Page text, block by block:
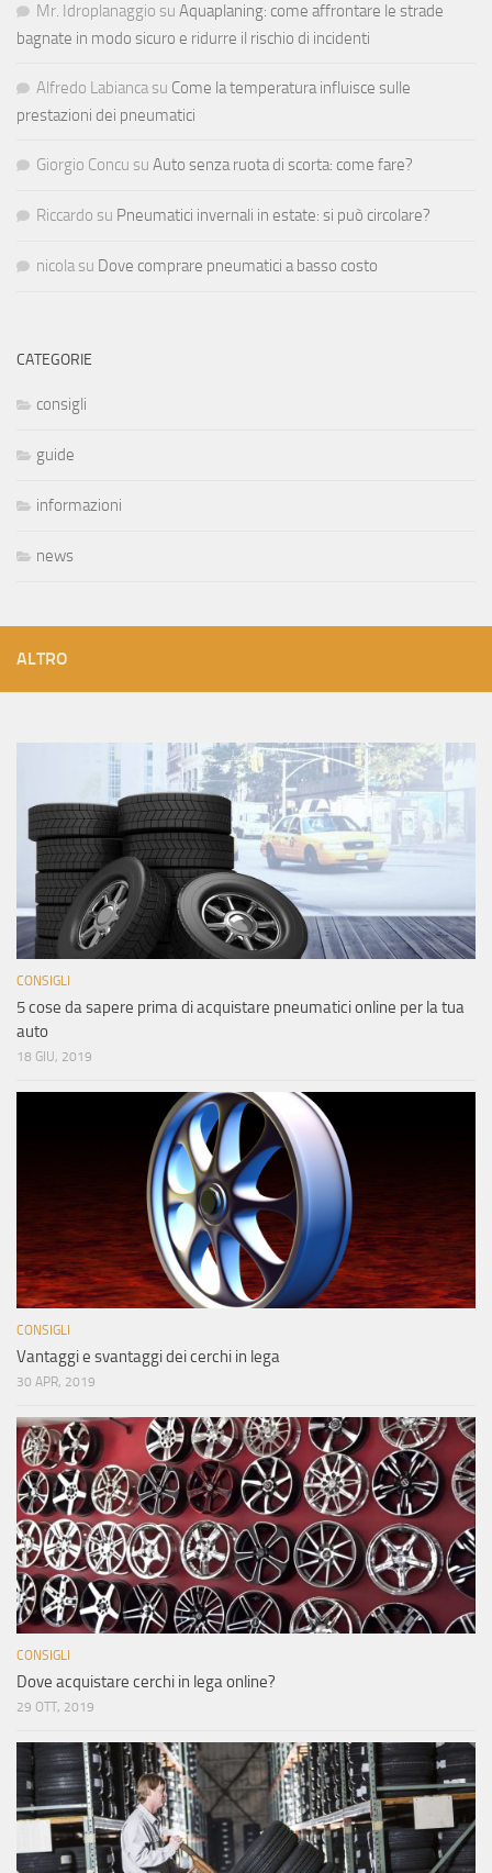
Mr. Idroplanaggio su Aquaplaning: come affrontare le strade
bagnate in modo sicuro e ridurre il rischio di incidenti
Alfredo Labianca su Come la temperatura influisce sulle
prestazioni dei pneumatici
Giorgio Concu su Auto senza ruota di scorta: come fare?
Riccardo su Pneumatici invernali in estate: si può circolare?
nicola su Dove comprare pneumatici a basso costo
CATEGORIE
consigli
guide
informazioni
news
ALTRO
CONSIGLI
5 cose da sapere prima di acquistare pneumatici online per la tua
auto
18 GIU, 2019
CONSIGLI
Vantaggi e svantaggi dei cerchi in lega
30 APR, 2019
CONSIGLI
Dove acquistare cerchi in lega online?
29 OTT, 2019